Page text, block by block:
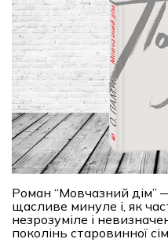
Роман “Мовчазний дім”
щасливе минуле і, як
незрозуміле і
поколінь старовинної